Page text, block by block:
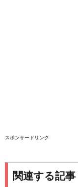
スポンサードリンク
関連する記事